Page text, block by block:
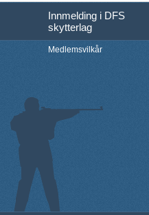
Innmelding i DFS
skytterlag
Medlemsvilkår